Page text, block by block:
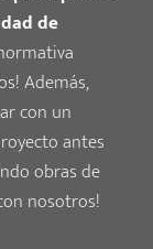
de
Además,
con un
antes
obras de
nosotros!